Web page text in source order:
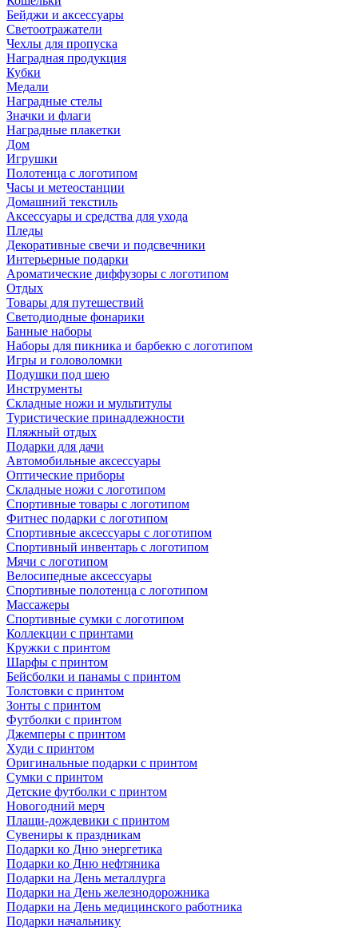
Бейджи и аксессуары
Светоотражатели
Чехлы для пропуска
Наградная продукция
Кубки
Медали
Наградные стелы
Значки и флаги
Наградные плакетки
Дом
Игрушки
Полотенца с логотипом
Часы и метеостанции
Домашний текстиль
Аксессуары и средства для ухода
Пледы
Декоративные свечи и подсвечники
Интерьерные подарки
Ароматические диффузоры с логотипом
Отдых
Товары для путешествий
Светодиодные фонарики
Банные наборы
Наборы для пикника и барбекю с логотипом
Игры и головоломки
Подушки под шею
Инструменты
Складные ножи и мультитулы
Туристические принадлежности
Пляжный отдых
Подарки для дачи
Автомобильные аксессуары
Оптические приборы
Складные ножи с логотипом
Спортивные товары с логотипом
Фитнес подарки с логотипом
Спортивные аксессуары с логотипом
Спортивный инвентарь с логотипом
Мячи с логотипом
Велосипедные аксессуары
Спортивные полотенца с логотипом
Массажеры
Спортивные сумки с логотипом
Коллекции с принтами
Кружки с принтом
Шарфы с принтом
Бейсболки и панамы с принтом
Толстовки с принтом
Зонты с принтом
Футболки с принтом
Джемперы с принтом
Худи с принтом
Оригинальные подарки с принтом
Сумки с принтом
Детские футболки с принтом
Новогодний мерч
Плащи-дождевики с принтом
Сувениры к праздникам
Подарки ко Дню энергетика
Подарки ко Дню нефтяника
Подарки на День металлурга
Подарки на День железнодорожника
Подарки на День медицинского работника
Подарки начальнику